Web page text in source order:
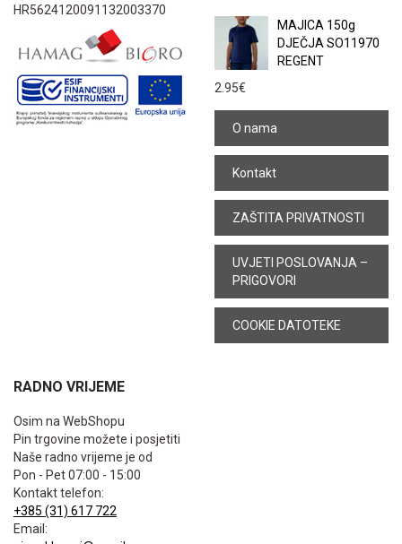
HR5624120091132003370
MAJICA 150g
DJEČJA SO11970
REGENT
2.95€
O nama
Kontakt
ZAŠTITA PRIVATNOSTI
UVJETI POSLOVANJA –
PRIGOVORI
COOKIE DATOTEKE
RADNO VRIJEME
Osim na WebShopu
Pin trgovine možete i posjetiti
Naše radno vrijeme je od
Pon - Pet 07:00 - 15:00
Kontakt telefon:
+385 (31) 617 722
Email: